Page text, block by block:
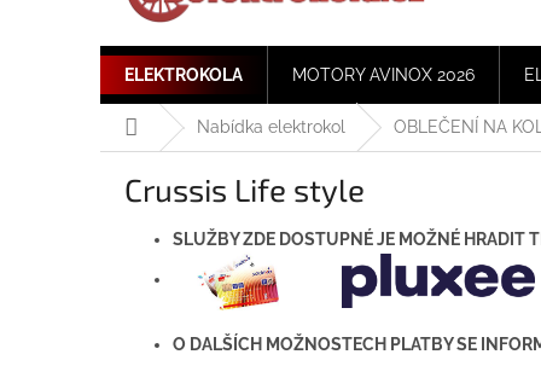
ELEKTROKOLA MOTORY AVINOX 2026
Domů Nabídka elektrokol OBLEČENÍ NA
Crussis Life style
SLUŽBY ZDE DOSTUPNÉ JE MOŽNÉ HRADIT
O DALŠÍCH MOŽNOSTECH PLATBY SE